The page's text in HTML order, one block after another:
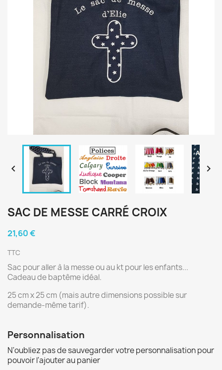
 
SAC DE MESSE CARRÉ CROIX
21,60 €
TTC
Sac pour aller à la messe ou au kt pour les enfants...
Cadeau de baptême idéal.
25 cm x 25 cm (mais autre dimensions possible sur
demande-même tarif).
Personnalisation
N'oubliez pas de sauvegarder votre personnalisation pour
pouvoir l'ajouter au panier